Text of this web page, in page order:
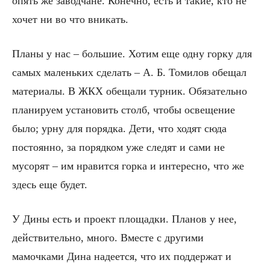
хочет ни во что вникать.
Планы у нас – большие. Хотим еще одну горку для
самых маленьких сделать – А. Б. Томилов обещал
материалы. В ЖКХ обещали турник. Обязательно
планируем установить столб, чтобы освещение
было; урну для порядка. Дети, что ходят сюда
постоянно, за порядком уже следят и сами не
мусорят – им нравится горка и интересно, что же
здесь еще будет.
У Дины есть и проект площадки. Планов у нее,
действительно, много. Вместе с другими
мамочками Дина надеется, что их поддержат и